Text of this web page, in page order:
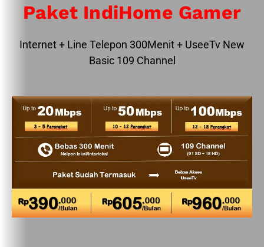
Paket IndiHome Gamer
Internet + Line Telepon 300Menit + UseeTv New
Basic 109 Channel